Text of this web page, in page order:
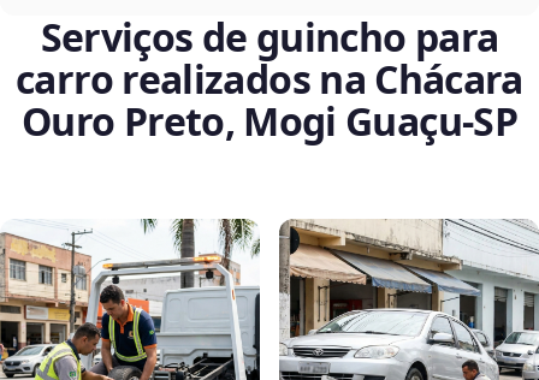
Serviços de guincho para
carro realizados na Chácara
Ouro Preto, Mogi Guaçu‑SP